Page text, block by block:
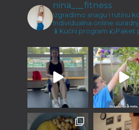
Malene ručice i kokos keksići
23/12/2022
nina___fitness
Izgradimo snagu i rutinu
Individualna online
📱Kućni program 🌮Paket